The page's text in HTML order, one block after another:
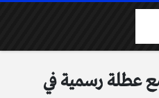
عطلة رسمية في